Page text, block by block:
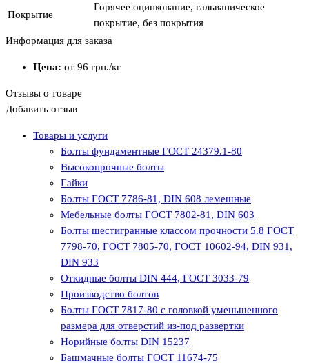
Покрытие
Горячее оцинкование, гальваническое
покрытие, без покрытия
Информация для заказа
Цена: от 96 грн./кг
Отзывы о товаре
Добавить отзыв
Товары и услуги
Болты фундаментные ГОСТ 24379.1-80
Высокопрочные болты
Гайки
Болты ГОСТ 7786-81, DIN 608 лемешные
Мебельные болты ГОСТ 7802-81, DIN 603
Болты шестигранные классом прочности 5.8 ГОСТ
7798-70, ГОСТ 7805-70, ГОСТ 10602-94, DIN 931,
DIN 933
Откидные болты DIN 444, ГОСТ 3033-79
Производство болтов
Болты ГОСТ 7817-80 с головкой уменьшенного
размера для отверстий из-под развертки
Норийные болты DIN 15237
Башмачные болты ГОСТ 11674-75